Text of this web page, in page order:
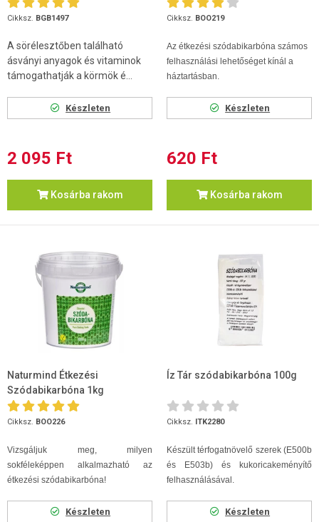
Cikksz. BGB1497
A sörélesztőben található
ásványi anyagok és vitaminok
támogathatják a körmök é...
Készleten
2 095 Ft
Kosárba rakom
Cikksz. BOO219
Az étkezési szódabikarbóna számos
felhasználási lehetőséget kínál a
háztartásban.
Készleten
620 Ft
Kosárba rakom
Naturmind Étkezési
Szódabikarbóna 1kg
Cikksz. BOO226
Vizsgáljuk meg, milyen
sokféleképpen alkalmazható az
étkezési szódabikarbóna!
Készleten
Íz Tár szódabikarbóna 100g
Cikksz. ITK2280
Készült térfogatnövelő szerek (E500b
és E503b) és kukoricakeményítő
felhasználásával.
Készleten